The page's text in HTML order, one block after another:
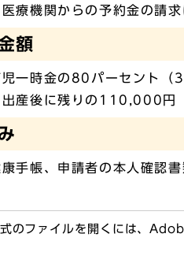
療機関からの予約金の請求
額
児一時金の80パーセント（
出産後に残りの110,000円
手帳、申請者の本人確認
のファイルを開くには、